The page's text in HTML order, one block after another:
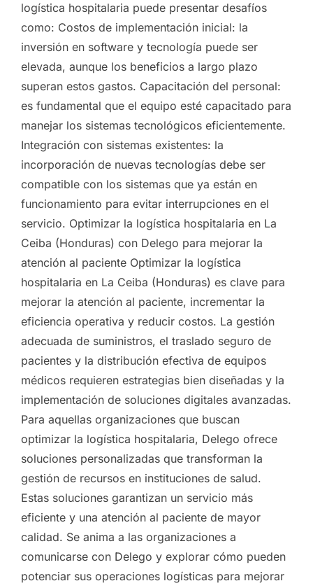
logística hospitalaria puede presentar desafíos
como: Costos de implementación inicial: la
inversión en software y tecnología puede ser
elevada, aunque los beneficios a largo plazo
superan estos gastos. Capacitación del personal:
es fundamental que el equipo esté capacitado para
manejar los sistemas tecnológicos eficientemente.
Integración con sistemas existentes: la
incorporación de nuevas tecnologías debe ser
compatible con los sistemas que ya están en
funcionamiento para evitar interrupciones en el
servicio. Optimizar la logística hospitalaria en La
Ceiba (Honduras) con Delego para mejorar la
atención al paciente Optimizar la logística
hospitalaria en La Ceiba (Honduras) es clave para
mejorar la atención al paciente, incrementar la
eficiencia operativa y reducir costos. La gestión
adecuada de suministros, el traslado seguro de
pacientes y la distribución efectiva de equipos
médicos requieren estrategias bien diseñadas y la
implementación de soluciones digitales avanzadas.
Para aquellas organizaciones que buscan
optimizar la logística hospitalaria, Delego ofrece
soluciones personalizadas que transforman la
gestión de recursos en instituciones de salud.
Estas soluciones garantizan un servicio más
eficiente y una atención al paciente de mayor
calidad. Se anima a las organizaciones a
comunicarse con Delego y explorar cómo pueden
potenciar sus operaciones logísticas para mejorar